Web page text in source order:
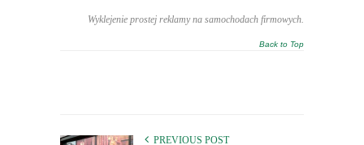
Wyklejenie prostej reklamy na samochodach firmowych.
Back to Top
PREVIOUS POST